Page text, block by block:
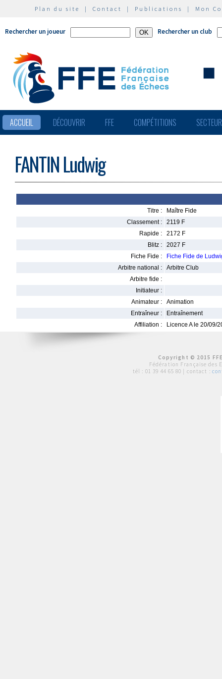
Plan du site | Contact | Publications | Mon
Rechercher un joueur Rechercher un club
ACCUEIL DÉCOUVRIR FFE COMPÉTITIONS
FANTIN Ludwig
Titre :
Maître Fide
Classement :
2119 F
Rapide :
2172 F
Blitz :
2027 F
Fiche Fide :
Fiche Fide de
Arbitre national :
Arbitre Club
Arbitre fide :
Initiateur :
Animateur :
Animation
Entraîneur :
Entraînement
Affiliation :
Licence A le 20/09/
Copyright © 2015
Fédération Française des
tél : 01 39 44 65 80 | contact :